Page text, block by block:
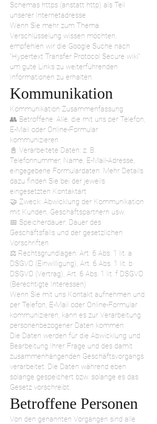
Schemas https (anstatt http) als Teil
unserer Internetadresse.
Wenn Sie mehr zum Thema
Verschlüsselung wissen möchten,
empfehlen wir die Google Suche nach
“Hypertext Transfer Protocol Secure wiki”
um gute Links zu weiterführenden
Informationen zu erhalten.
Kommunikation
Kommunikation Zusammenfassung
👥 Betroffene: Alle, die mit uns per Telefon,
E-Mail oder Online-Formular
kommunizieren
📓 Verarbeitete Daten: z. B.
Telefonnummer, Name, E-Mail-Adresse,
eingegebene Formulardaten. Mehr Details
dazu finden Sie bei der jeweils
eingesetzten Kontaktart
🤝 Zweck: Abwicklung der Kommunikation
mit Kunden, Geschäftspartnern usw.
📅 Speicherdauer: Dauer des
Geschäftsfalls und der gesetzlichen
Vorschriften
⚖️ Rechtsgrundlagen: Art. 6 Abs. 1 lit. a
DSGVO (Einwilligung), Art. 6 Abs. 1 lit. b
DSGVO (Vertrag), Art. 6 Abs. 1 lit. f DSGVO
(Berechtigte Interessen)
Wenn Sie mit uns Kontakt aufnehmen und
per Telefon, E-Mail oder Online-Formular
kommunizieren, kann es zur Verarbeitung
personenbezogener Daten kommen.
Die Daten werden für die Abwicklung und
Bearbeitung Ihrer Frage und des damit
zusammenhängenden Geschäftsvorgangs
verarbeitet. Die Daten während eben
solange gespeichert bzw. solange es das
Gesetz vorschreibt.
Betroffene Personen
Von den genannten Vorgängen sind alle